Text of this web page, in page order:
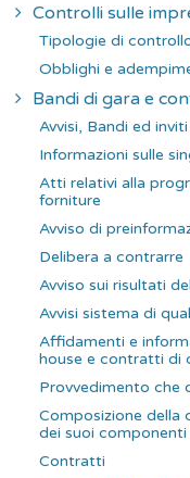
Controlli sulle
Tipologie di
Obblighi e
Bandi di gara e
Avvisi, Bandi ed
Informazioni sulle
Atti relativi alla
forniture
Avviso di
Delibera a contrarre
Avviso sui risultati
Avvisi sistema di
Affidamenti e
house e contratti di
Provvedimento che
Composizione della
dei suoi componenti
Contratti